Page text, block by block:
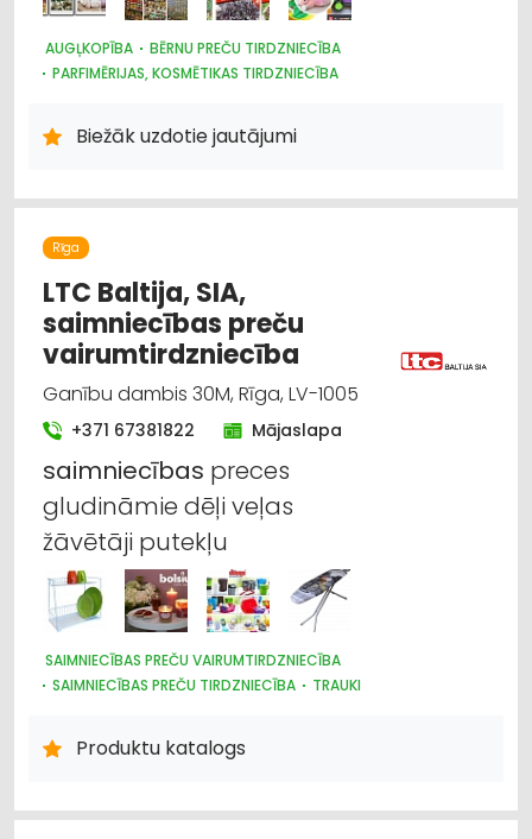
AUGĻKOPĪBA
BĒRNU PREČU TIRDZNIECĪBA
PARFIMĒRIJAS, KOSMĒTIKAS TIRDZNIECĪBA
HIGIĒNAS PRECES
ZOOPRECES, DZĪVNIEKU KOPŠANA UN APRŪPE
HOBIJA PRECES
SĒKLAS UN STĀDI
DĀRZA TEHNIKA UN INVENTĀRS
Biežāk uzdotie jautājumi
Rīga
LTC Baltija, SIA,
saimniecības preču
vairumtirdzniecība
Ganību dambis 30M, Rīga, LV-1005
+371 67381822 Mājaslapa
saimniecības preces
gludināmie dēļi veļas
žāvētāji putekļu
SAIMNIECĪBAS PREČU VAIRUMTIRDZNIECĪBA
SAIMNIECĪBAS PREČU TIRDZNIECĪBA
TRAUKI
UZKOPŠANAS LĪDZEKĻI UN TEHNIKA, PROFESIONĀLĀ
IEPAKOJUMS, IESAIŅOŠANA
Produktu katalogs